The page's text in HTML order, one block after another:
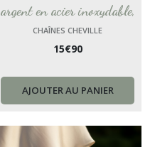
argent en acier inoxydable,
ne ternit pas, bracelet de
cheville personnalisé et sur
CHAÎNES CHEVILLE
15€90
AJOUTER AU PANIER